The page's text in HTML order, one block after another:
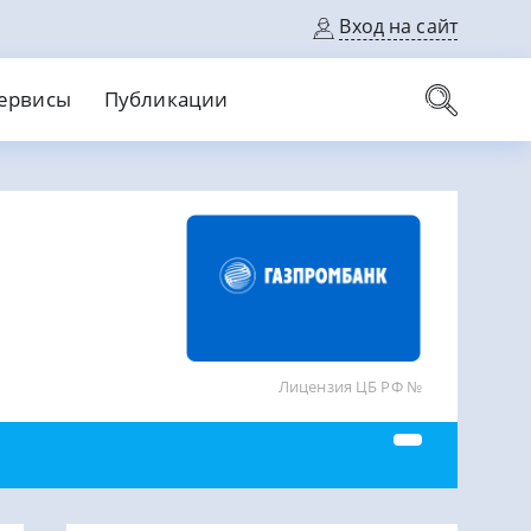
Вход на сайт
Без справок
Публикации
Лицензия ЦБ РФ №